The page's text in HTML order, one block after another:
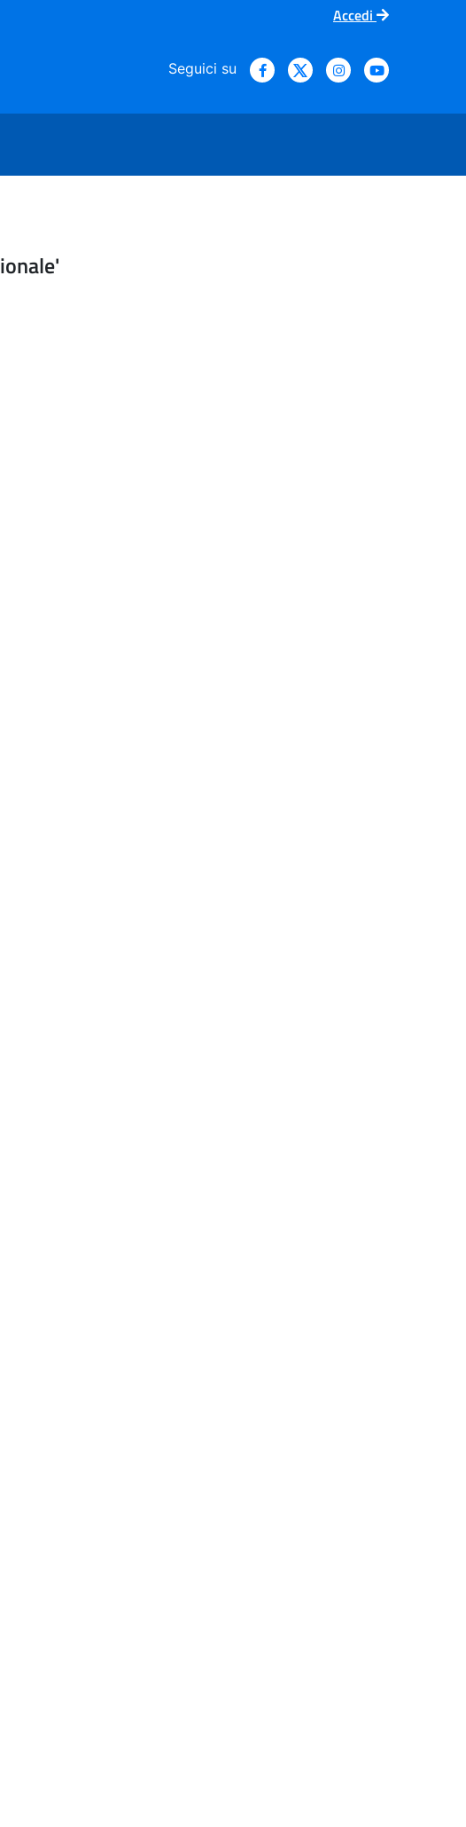
Accedi
Seguici su
e Servizio Sanitario